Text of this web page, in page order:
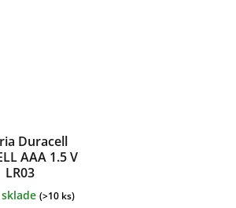
Duracell
AAA 1.5 V
LR03
(>10 ks)